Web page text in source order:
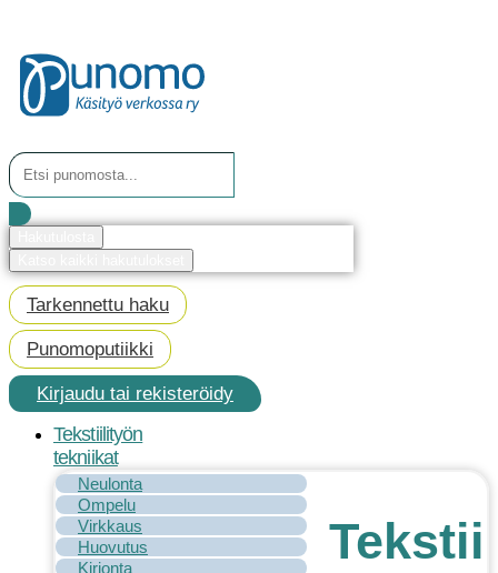
sisältöön
Search
...
Tarkennettu haku
Punomoputiikki
Kirjaudu tai rekisteröidy
Tekstiilityön
tekniikat
Neulonta
Ompelu
Virkkaus
Huovutus
Kirjonta